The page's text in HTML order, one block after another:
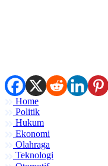
Home
Politik
Hukum
Ekonomi
Olahraga
Teknologi